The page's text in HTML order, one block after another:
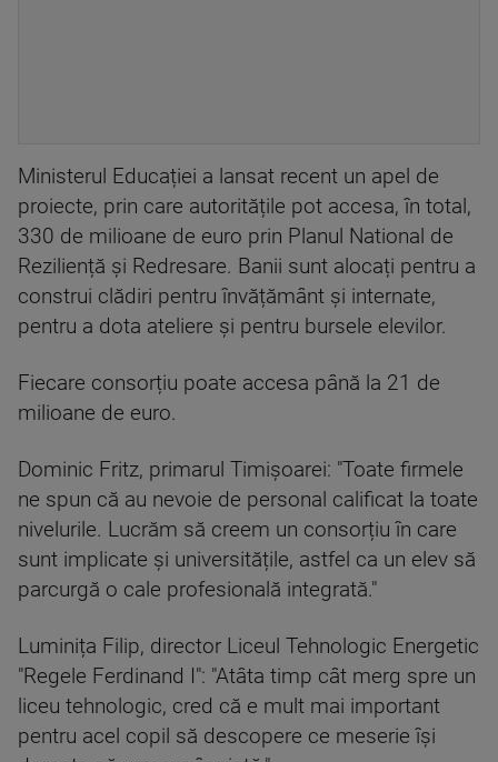
Ministerul Educației a lansat recent un apel de
proiecte, prin care autoritățile pot accesa, în total,
330 de milioane de euro prin Planul National de
Reziliență și Redresare. Banii sunt alocați pentru a
construi clădiri pentru învățământ și internate,
pentru a dota ateliere și pentru bursele elevilor.
Fiecare consorțiu poate accesa până la 21 de
milioane de euro.
Dominic Fritz, primarul Timișoarei: "Toate firmele
ne spun că au nevoie de personal calificat la toate
nivelurile. Lucrăm să creem un consorțiu în care
sunt implicate și universitățile, astfel ca un elev să
parcurgă o cale profesională integrată."
Luminița Filip, director Liceul Tehnologic Energetic
"Regele Ferdinand I": "Atâta timp cât merg spre un
liceu tehnologic, cred că e mult mai important
pentru acel copil să descopere ce meserie își